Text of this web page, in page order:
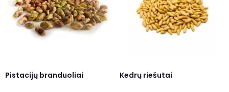
Pistacijų branduoliai Kedrų riešutai